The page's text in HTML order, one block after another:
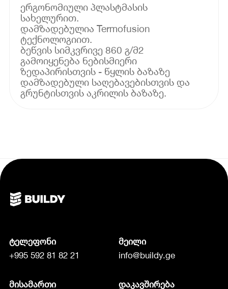
ერგონომიული პლასტმასის
სახელურით.
დამზადებულია Termofusion
ტექნოლოგიით.
ბეწვის სიმკვრივე 860 გ/მ2
გამოიყენება ნებისმიერი
ზედაპირისთვის - წყლის ბაზაზე
დამზადებული საღებავებისთვის და
გრუნტისთვის აკრილის ბაზაზე.
ტელეფონი
+995 592 81 82 21
მეილი
info@buildy.ge
მისამართი დაკავშირება